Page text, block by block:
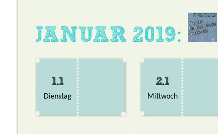
JANUAR 2019:
1.1
Dienstag
2.1
Mittwoch